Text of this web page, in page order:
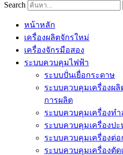
Search
หน้าหลัก
เครื่องผลิตจักรใหม่
เครื่องจักรมือสอง
ระบบควบคุมไฟฟ้า
ระบบปั่นเยื่อกระดาษ
ระบบควบคุมเครื่องผ
การผลิต
ระบบควบคุมเครื่องท
ระบบควบคุมเครื่องปะ
ระบบควบคุมเครื่องต่อ
ระบบควบคุมเครื่องตั